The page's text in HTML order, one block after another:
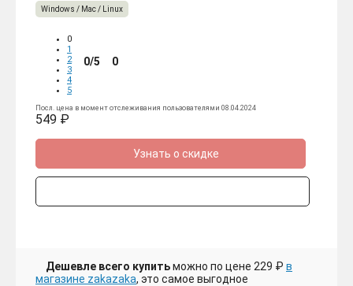
Windows / Mac / Linux
0
1
2
3
4
5
0/5 0
Посл. цена в момент отслеживания пользователями 08.04.2024
549 ₽
Узнать о скидке
Дешевле всего купитьможно по цене 229 ₽ в
магазине zakazaka, это самое выгодное